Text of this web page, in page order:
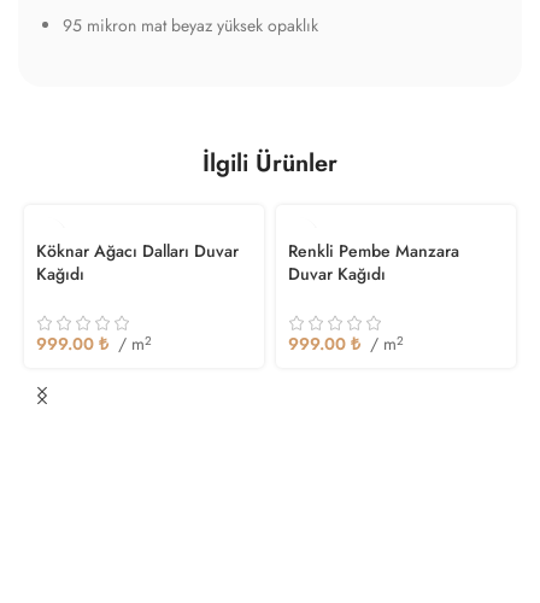
95 mikron mat beyaz yüksek opaklık
İlgili Ürünler
Köknar Ağacı Dalları Duvar
Kağıdı
999.00 ₺ / m2
Renkli Pembe Manzara
Duvar Kağıdı
999.00 ₺ / m2